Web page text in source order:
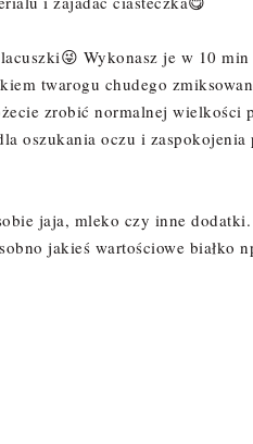
Wykonasz je w 10 min
twarogu chudego
zrobić normalnej wielkości
oszukania oczu i
jaja, mleko czy inne
jakieś wartościowe białko